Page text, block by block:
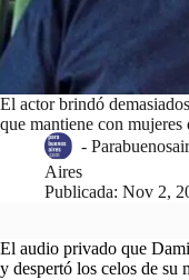
El actor brindó
que mantiene con mujeres
-
Aires
Publicada: Nov 2,
El audio privado que
y despertó los celos de su